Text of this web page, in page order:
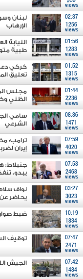
views
02:37
1256
views
لبنان
الإرهاب
01:56
1283
views
النيابة
طبية
01:52
1315
views
كركي دعا
تعليق
01:44
2236
views
مجلس
الظني
08:36
1471
views
سامي
الشرعي
07:59
4020
views
ترامب:
إيران
07:53
2468
views
جنبلاط:
يبدو،
03:27
3023
views
نواف
يحاضر
10:19
1834
views
ضبط
07:47
2471
views
توقيف
07:42
1484
views
الجيش